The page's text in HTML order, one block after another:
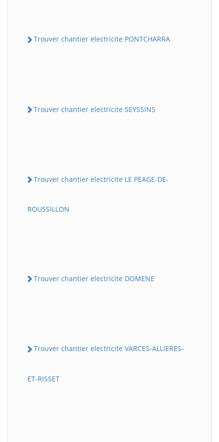
Trouver chantier electricite PONTCHARRA
Trouver chantier electricite SEYSSINS
Trouver chantier electricite LE PEAGE-DE-
ROUSSILLON
Trouver chantier electricite DOMENE
Trouver chantier electricite VARCES-ALLIERES-
ET-RISSET